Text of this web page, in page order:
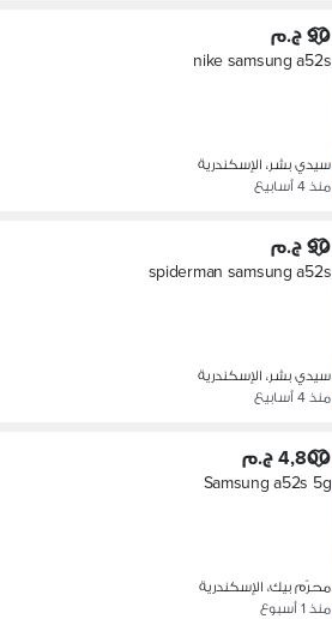
90 ج.م
nike samsung a52s
سيدي بشر، الإسكندرية
منذ 4 أسابيع
90 ج.م
spiderman samsung a52s
سيدي بشر، الإسكندرية
منذ 4 أسابيع
4,800 ج.م
Samsung a52s 5g
محرّم بيك، الإسكندرية
منذ 1 أسبوع